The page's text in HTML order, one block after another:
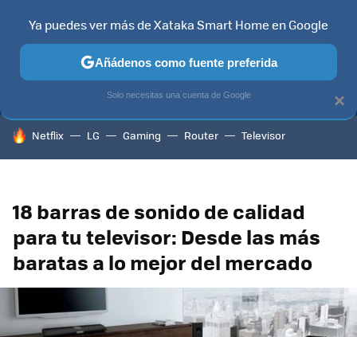
MENÚ NUEVO
CONTENIDOS SMART TV
HOY SE HABLA DE
Netflix LG Gaming Router Televisor
18 barras de sonido de calidad
para tu televisor: Desde las más
baratas a lo mejor del mercado
×
Ya puedes ver más de Xataka Smart Home en Google
Añádenos como fuente preferida
Solo necesitas una cuenta de Google